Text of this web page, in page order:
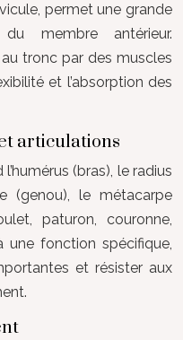
permet une grande
membre antérieur.
tronc par des muscles
et l’absorption des
articulations
(bras), le radius
(genou), le métacarpe
paturon, couronne,
fonction spécifique,
et résister aux